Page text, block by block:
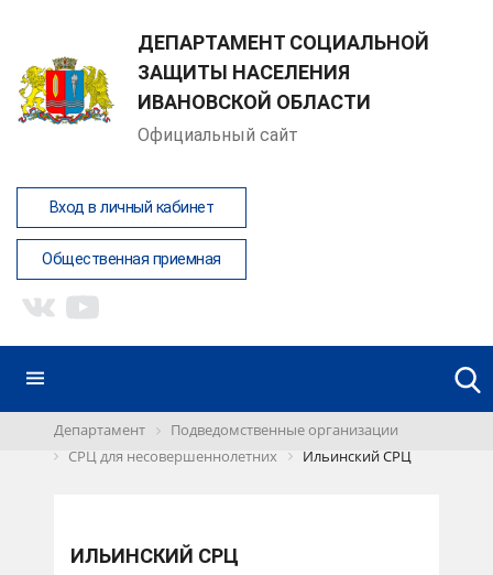
ДЕПАРТАМЕНТ СОЦИАЛЬНОЙ
ЗАЩИТЫ НАСЕЛЕНИЯ
ИВАНОВСКОЙ ОБЛАСТИ
Официальный сайт
Вход в личный кабинет
Общественная приемная
Департамент
Подведомственные организации
СРЦ для несовершеннолетних
Ильинский СРЦ
ИЛЬИНСКИЙ СРЦ